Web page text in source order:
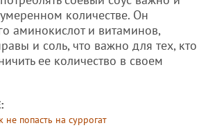
количестве. Он
аминокислот и витаминов,
и соль, что важно для тех, кто
ее количество в своем
не попасть на суррогат